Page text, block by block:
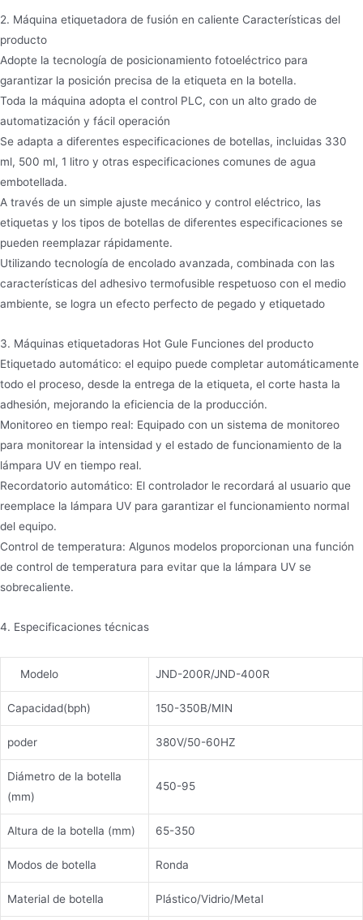
2. Máquina etiquetadora de fusión en caliente Características del
producto
Adopte la tecnología de posicionamiento fotoeléctrico para
garantizar la posición precisa de la etiqueta en la botella.
Toda la máquina adopta el control PLC, con un alto grado de
automatización y fácil operación
Se adapta a diferentes especificaciones de botellas, incluidas 330
ml, 500 ml, 1 litro y otras especificaciones comunes de agua
embotellada.
A través de un simple ajuste mecánico y control eléctrico, las
etiquetas y los tipos de botellas de diferentes especificaciones se
pueden reemplazar rápidamente.
Utilizando tecnología de encolado avanzada, combinada con las
características del adhesivo termofusible respetuoso con el medio
ambiente, se logra un efecto perfecto de pegado y etiquetado
3. Máquinas etiquetadoras Hot Gule Funciones del producto
Etiquetado automático: el equipo puede completar automáticamente
todo el proceso, desde la entrega de la etiqueta, el corte hasta la
adhesión, mejorando la eficiencia de la producción.
Monitoreo en tiempo real: Equipado con un sistema de monitoreo
para monitorear la intensidad y el estado de funcionamiento de la
lámpara UV en tiempo real.
Recordatorio automático: El controlador le recordará al usuario que
reemplace la lámpara UV para garantizar el funcionamiento normal
del equipo.
Control de temperatura: Algunos modelos proporcionan una función
de control de temperatura para evitar que la lámpara UV se
sobrecaliente.
4. Especificaciones técnicas
Modelo JND-200R/JND-400R
Capacidad(bph) 150-350B/MIN
poder 380V/50-60HZ
Diámetro de la botella
(mm)
450-95
Altura de la botella (mm) 65-350
Modos de botella Ronda
Material de botella Plástico/Vidrio/Metal